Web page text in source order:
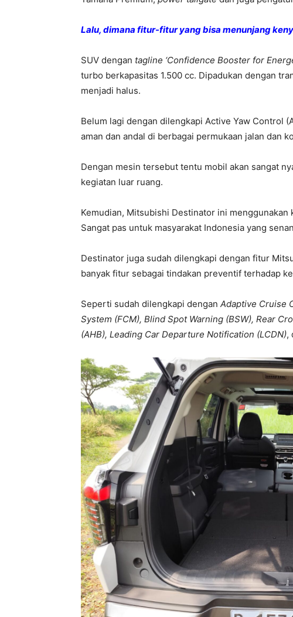
Lalu, dimana fitur-fitur yang bisa menunjang
SUV dengan tagline ‘Confidence Booster for
turbo berkapasitas 1.500 cc. Dipadukan dengan
menjadi halus.
Belum lagi dengan dilengkapi Active Yaw Control
aman dan andal di berbagai permukaan jalan dan
Dengan mesin tersebut tentu mobil akan sangat
kegiatan luar ruang.
Kemudian, Mitsubishi Destinator ini
Sangat pas untuk masyarakat Indonesia yang
Destinator juga sudah dilengkapi dengan fitur
banyak fitur sebagai tindakan preventif terhadap
Seperti sudah dilengkapi dengan Adaptive Cruise
System (FCM), Blind Spot Warning (BSW), Rear
(AHB), Leading Car Departure Notification (LCDN),